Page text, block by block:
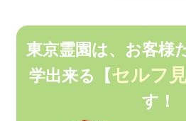
東京霊園は、お客様
学出来る
【セルフ
す！